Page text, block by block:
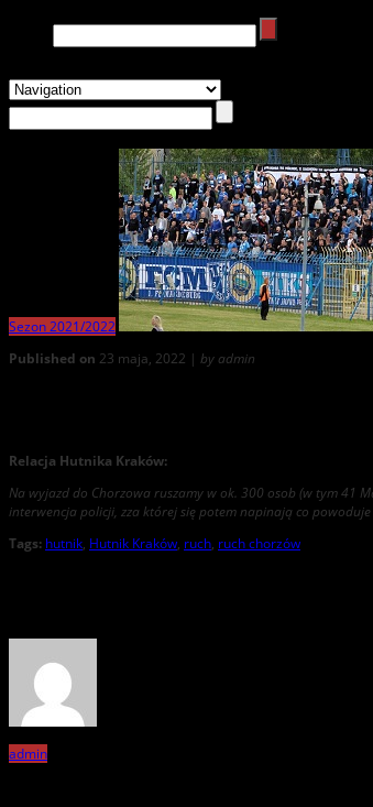
Sezon 2021/2022
Published on 23 maja, 2022 | by admin
Relacja Hutnika Kraków:
Na wyjazd do Chorzowa ruszamy w ok. 300 osob (w tym 41
interwencja policji, zza której się potem napinają co
Tags: hutnik, Hutnik Kraków, ruch, ruch chorzów
admin